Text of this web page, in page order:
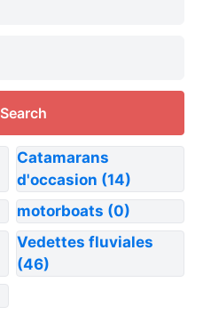
Search
Catamarans
d'occasion (14)
motorboats (0)
Vedettes fluviales
(46)